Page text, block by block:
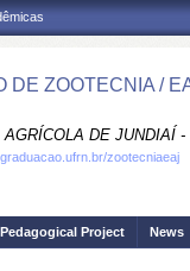
DE ZOOTECNIA /
AGRÍCOLA DE JUNDIAÍ -
zootecniaeaj
Project News